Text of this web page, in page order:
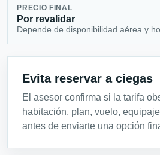
PRECIO FINAL
Por revalidar
Depende de disponibilidad aérea y
Evita reservar a ciegas
El asesor confirma si la tarifa
habitación, plan, vuelo,
antes de enviarte una opción